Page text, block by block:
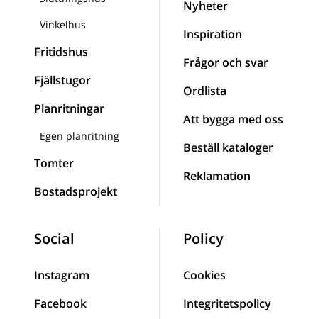
Vinkelhus
Fritidshus
Fjällstugor
Planritningar
Egen planritning
Tomter
Bostadsprojekt
Nyheter
Inspiration
Frågor och svar
Ordlista
Att bygga med oss
Beställ kataloger
Reklamation
Social
Instagram
Facebook
Policy
Cookies
Integritetspolicy